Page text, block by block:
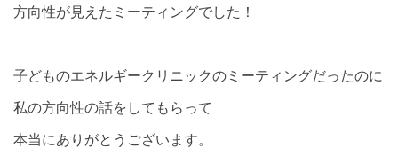
方向性が見えたミーティングでした！
子どものエネルギークリニックのミーティングだったのに
私の方向性の話をしてもらって
本当にありがとうございます。